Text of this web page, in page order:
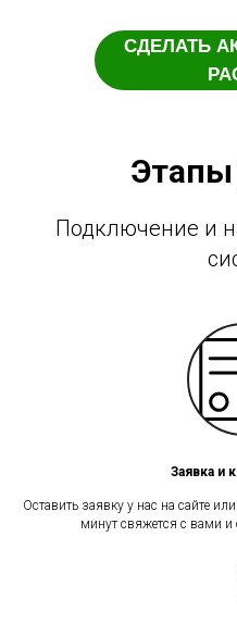
СДЕЛАТЬ
Подключение и
Заявка и
Оставить заявку у нас на сайте
минут свяжется с вами и